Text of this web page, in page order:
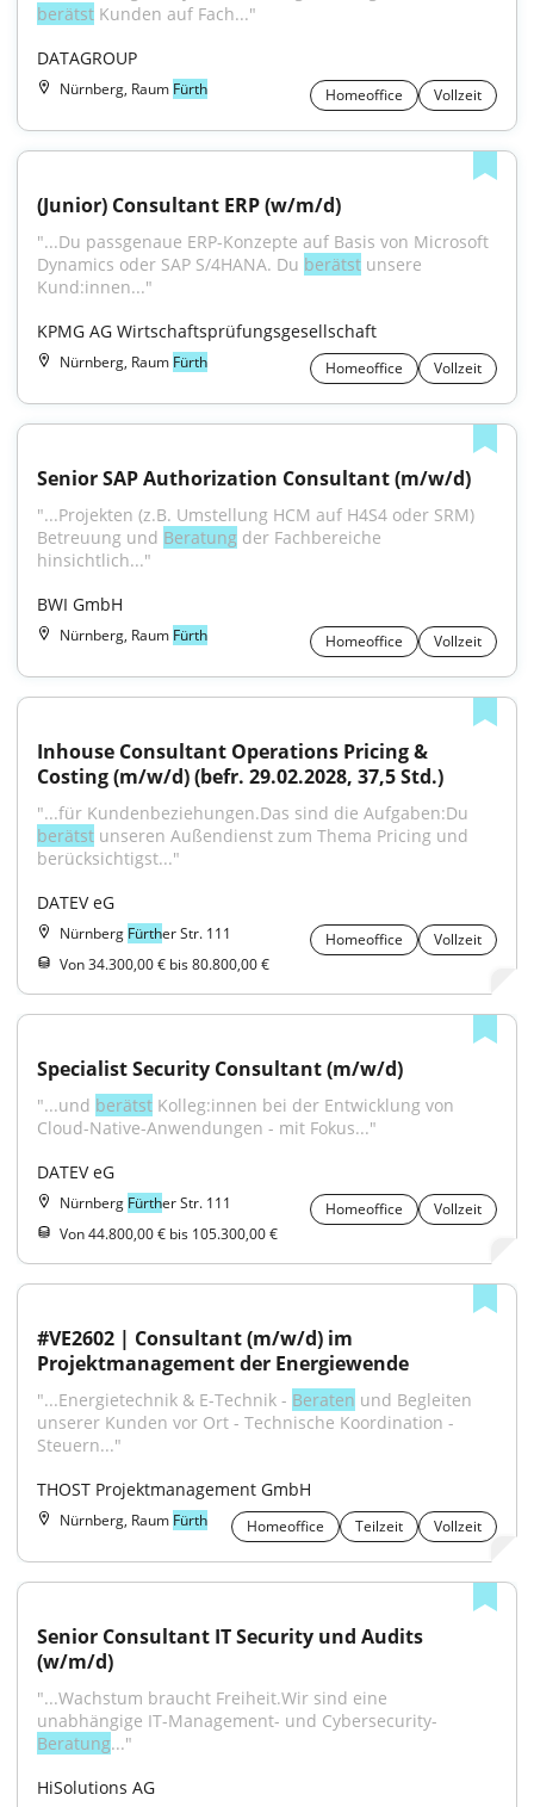
berätst Kunden auf Fach..."
DATAGROUP
Nürnberg, Raum Fürth Homeoffice Vollzeit
(Junior) Consultant ERP (w/m/d)
"...Du passgenaue ERP-Konzepte auf Basis von Microsoft
Dynamics oder SAP S/4HANA. Du berätst unsere
Kund:innen..."
KPMG AG Wirtschaftsprüfungsgesellschaft
Nürnberg, Raum Fürth Homeoffice Vollzeit
Senior SAP Authorization Consultant (m/w/d)
"...Projekten (z.B. Umstellung HCM auf H4S4 oder SRM)
Betreuung und Beratung der Fachbereiche
hinsichtlich..."
BWI GmbH
Nürnberg, Raum Fürth Homeoffice Vollzeit
Inhouse Consultant Operations Pricing &
Costing (m/w/d) (befr. 29.02.2028, 37,5 Std.)
berätst unseren Außendienst zum Thema Pricing und
berücksichtigst..."
DATEV eG
Nürnberg Fürther Str. 111 Homeoffice
Vollzeit
Von 34.300,00 € bis 80.800,00 €
Specialist Security Consultant (m/w/d)
"...und berätst Kolleg:innen bei der Entwicklung von
Cloud-Native-Anwendungen - mit Fokus..."
DATEV eG
Nürnberg Fürther Str. 111 Homeoffice
Vollzeit
Von 44.800,00 € bis 105.300,00 €
#VE2602 | Consultant (m/w/d) im
Projektmanagement der Energiewende
"...Energietechnik & E-Technik - Beraten und Begleiten
unserer Kunden vor Ort - Technische Koordination -
Steuern..."
THOST Projektmanagement GmbH
Nürnberg, Raum Fürth Homeoffice Teilzeit Vollzeit
Senior Consultant IT Security und Audits
(w/m/d)
"...Wachstum braucht Freiheit.Wir sind eine
unabhängige IT-Management- und Cybersecurity-
Beratung..."
HiSolutions AG